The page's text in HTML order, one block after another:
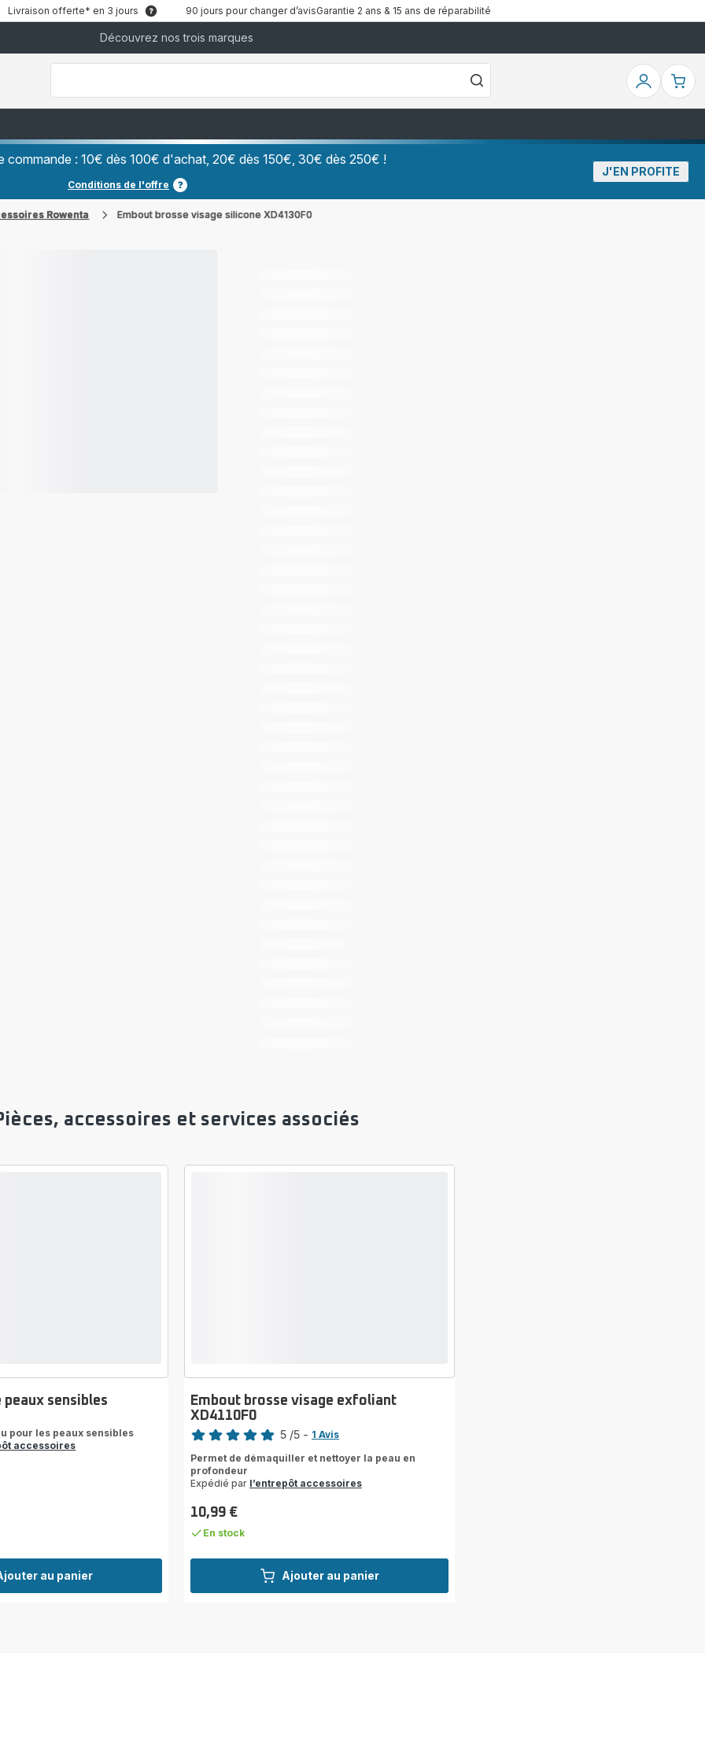
Livraison offerte* en 3 jours 90 jours pour changer d’avisGarantie 2 ans & 15 ans de réparabilité
Découvrez nos trois marques
["Que
recherchez-
Café
Vapeurs","Sèche
Mon
commande : 10€ dès 100€ d'achat, 20€ dès 150€, 30€ dès 250€ !
Conditions de l'offre
J'EN PROFITE
Rowenta Embout brosse visage silicone XD4130F0
accessoires et services associés
au panier
peaux sensibles
pour les peaux sensibles
accessoires
Ajouter au panier
Embout brosse visage exfoliant
XD4110F0
Note
5
étoiles
5 /5 - 1 Avis
Permet de démaquiller et nettoyer la peau en
profondeur
Expédié par l’entrepôt accessoires
Prix
10,99 €
En stock